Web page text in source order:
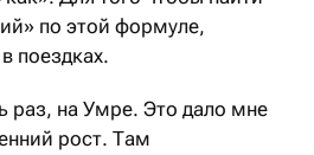
по этой формуле,
поездках.
раз, на Умре. Это дало мне
рост. Там